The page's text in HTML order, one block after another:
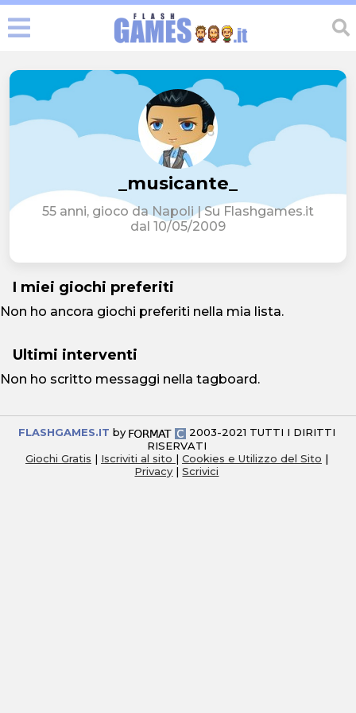
_musicante_
55 anni, gioco da Napoli | Su Flashgames.it
dal 10/05/2009
I miei giochi preferiti
Non ho ancora giochi preferiti nella mia lista.
Ultimi interventi
Non ho scritto messaggi nella tagboard.
FLASHGAMES.IT by
2003-2021 TUTTI I DIRITTI
RISERVATI
Giochi Gratis | Iscriviti al sito | Cookies e Utilizzo del Sito |
Privacy |Scrivici